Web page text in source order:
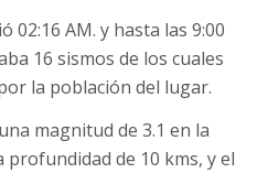
02:16 AM. y hasta las 9:00
16 sismos de los cuales
la población del lugar.
magnitud de 3.1 en la
profundidad de 10 kms, y el